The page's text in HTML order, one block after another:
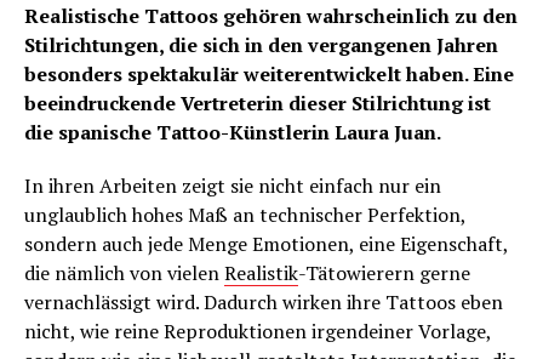
Realistische Tattoos gehören wahrscheinlich zu den
Stilrichtungen, die sich in den vergangenen Jahren
besonders spektakulär weiterentwickelt haben. Eine
beeindruckende Vertreterin dieser Stilrichtung ist
die spanische Tattoo-Künstlerin Laura Juan.
In ihren Arbeiten zeigt sie nicht einfach nur ein
unglaublich hohes Maß an technischer Perfektion,
sondern auch jede Menge Emotionen, eine Eigenschaft,
die nämlich von vielenRealistik-Tätowierern gerne
vernachlässigt wird. Dadurch wirken ihre Tattoos eben
nicht, wie reine Reproduktionen irgendeiner Vorlage,